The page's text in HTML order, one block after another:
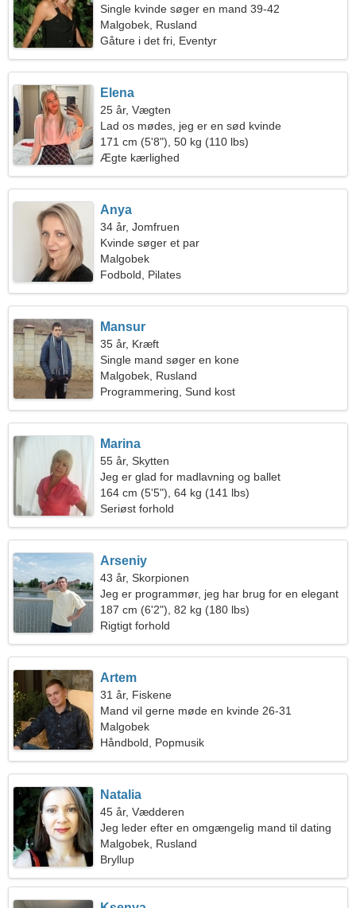
Single kvinde søger en mand 39-42
Malgobek, Rusland
Gåture i det fri, Eventyr
Elena
25 år, Vægten
Lad os mødes, jeg er en sød kvinde
171 cm (5'8"), 50 kg (110 lbs)
Ægte kærlighed
Anya
34 år, Jomfruen
Kvinde søger et par
Malgobek
Fodbold, Pilates
Mansur
35 år, Kræft
Single mand søger en kone
Malgobek, Rusland
Programmering, Sund kost
Marina
55 år, Skytten
Jeg er glad for madlavning og ballet
164 cm (5'5"), 64 kg (141 lbs)
Seriøst forhold
Arseniy
43 år, Skorpionen
Jeg er programmør, jeg har brug for en elegant
kvinde
187 cm (6'2"), 82 kg (180 lbs)
Rigtigt forhold
Artem
31 år, Fiskene
Mand vil gerne møde en kvinde 26-31
Malgobek
Håndbold, Popmusik
Natalia
45 år, Vædderen
Jeg leder efter en omgængelig mand til dating
Malgobek, Rusland
Bryllup